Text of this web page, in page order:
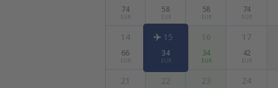
74
EUR
58
EUR
58
EUR
74
EUR
14
66
EUR
15
34
EUR
16
34
EUR
17
42
EUR
21 22 23 24